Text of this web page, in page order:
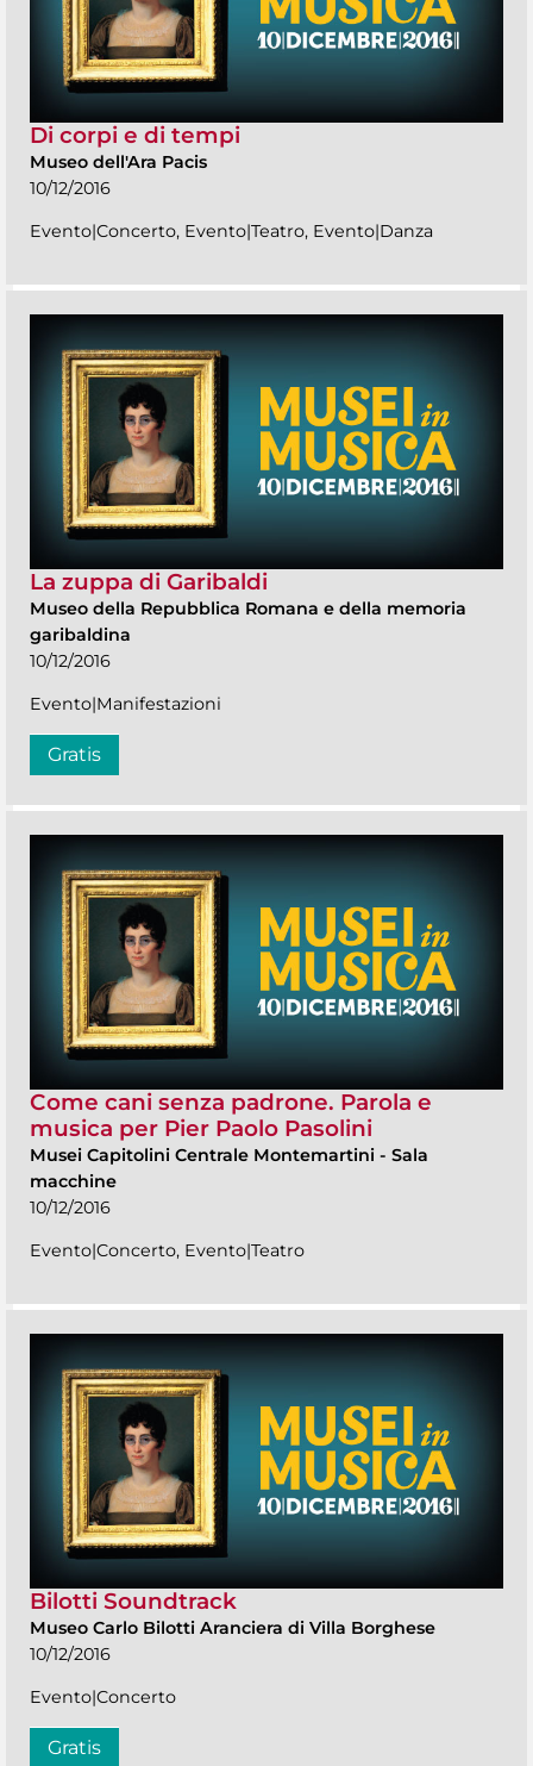
Di corpi e di tempi
Museo dell'Ara Pacis
10/12/2016
Evento|Concerto, Evento|Teatro, Evento|Danza
La zuppa di Garibaldi
Museo della Repubblica Romana e della memoria
garibaldina
10/12/2016
Evento|Manifestazioni
Gratis
Come cani senza padrone. Parola e
musica per Pier Paolo Pasolini
Musei Capitolini Centrale Montemartini - Sala
macchine
10/12/2016
Evento|Concerto, Evento|Teatro
Bilotti Soundtrack
Museo Carlo Bilotti Aranciera di Villa Borghese
10/12/2016
Evento|Concerto
Gratis